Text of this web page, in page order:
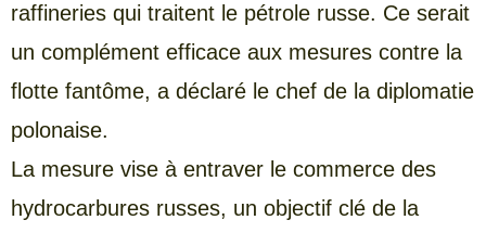
raffineries qui traitent le pétrole russe. Ce serait
un complément efficace aux mesures contre la
flotte fantôme, a déclaré le chef de la diplomatie
polonaise.
La mesure vise à entraver le commerce des
hydrocarbures russes, un objectif clé de la